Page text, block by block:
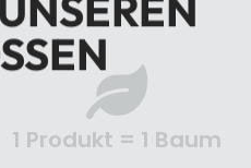
1 Produkt = 1 Baum
Abmessungstabellen zur